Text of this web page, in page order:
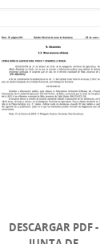
DESCARGAR PDF -